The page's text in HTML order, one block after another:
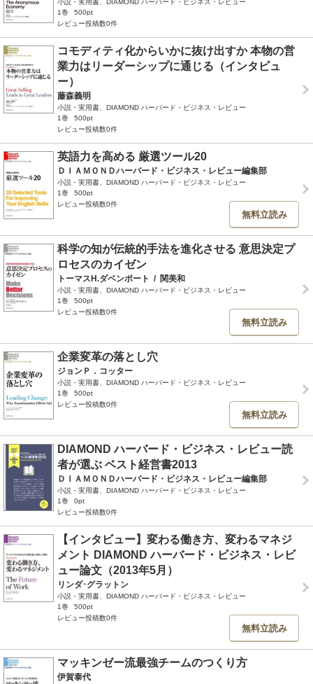
小説・実用書、DIAMOND ハーバード・ビジネス・レビュー
1巻
500pt
レビュー投稿数0件
コモディティ化からいかに抜け出すか 本物の営
業力はリーダーシップに通じる（インタビュ
ー）
藤森義明
小説・実用書、DIAMOND ハーバード・ビジネス・レビュー
1巻
500pt
レビュー投稿数0件
英語力を高める 厳選ツール20
ＤＩＡＭＯＮＤハーバード・ビジネス・レビュー編集部
小説・実用書、DIAMOND ハーバード・ビジネス・レビュー
1巻
500pt
レビュー投稿数0件
無料立読み
科学の知が伝統的手法を進化させる 意思決定プ
ロセスのカイゼン
トーマスH.ダベンポート / 関美和
小説・実用書、DIAMOND ハーバード・ビジネス・レビュー
1巻
500pt
レビュー投稿数0件
無料立読み
企業変革の落とし穴
ジョンＰ．コッター
小説・実用書、DIAMOND ハーバード・ビジネス・レビュー
1巻
500pt
レビュー投稿数0件
無料立読み
DIAMOND ハーバード・ビジネス・レビュー読
者が選ぶ ベスト経営書2013
ＤＩＡＭＯＮＤハーバード・ビジネス・レビュー編集部
小説・実用書、DIAMOND ハーバード・ビジネス・レビュー
1巻
0pt
レビュー投稿数0件
【インタビュー】変わる働き方、変わるマネジ
メント DIAMOND ハーバード・ビジネス・レビ
ュー論文（2013年5月）
リンダ･グラットン
小説・実用書、DIAMOND ハーバード・ビジネス・レビュー
1巻
500pt
レビュー投稿数0件
無料立読み
マッキンゼー流最強チームのつくり方
伊賀泰代